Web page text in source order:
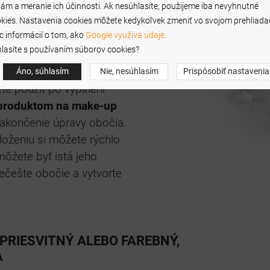
a jevyrobený tak, aby
a vytvarovali
použiť po vyplnení
na make-up
úpravy obočia.
si môžete rýchlo
byť istá jeho
obočie a vytvorte
ALEBO FAREBNÝ,
a meranie ich účinnosti. Ak nesúhlasíte, použijeme iba nevyhnutné
Nastavenia cookies môžete kedykoľvek zmeniť vo svojom
informácií o tom, ako Google využíva údaje.
s používaním súborov cookies?
Áno, súhlasím Nie, nesúhlasím Prispôsobiť nastavenia